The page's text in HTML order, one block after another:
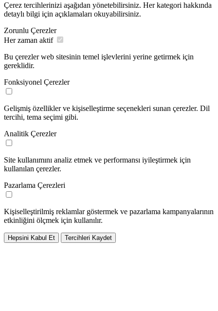
Çerez tercihlerinizi aşağıdan yönetebilirsiniz. Her kategori hakkında
detaylı bilgi için açıklamaları okuyabilirsiniz.
Zorunlu Çerezler
Her zaman aktif
Bu çerezler web sitesinin temel işlevlerini yerine getirmek için
gereklidir.
Fonksiyonel Çerezler
Gelişmiş özellikler ve kişiselleştirme seçenekleri sunan çerezler. Dil
tercihi, tema seçimi gibi.
Analitik Çerezler
Site kullanımını analiz etmek ve performansı iyileştirmek için
kullanılan çerezler.
Pazarlama Çerezleri
Kişiselleştirilmiş reklamlar göstermek ve pazarlama kampanyalarının
etkinliğini ölçmek için kullanılır.
Hepsini Kabul Et Tercihleri Kaydet